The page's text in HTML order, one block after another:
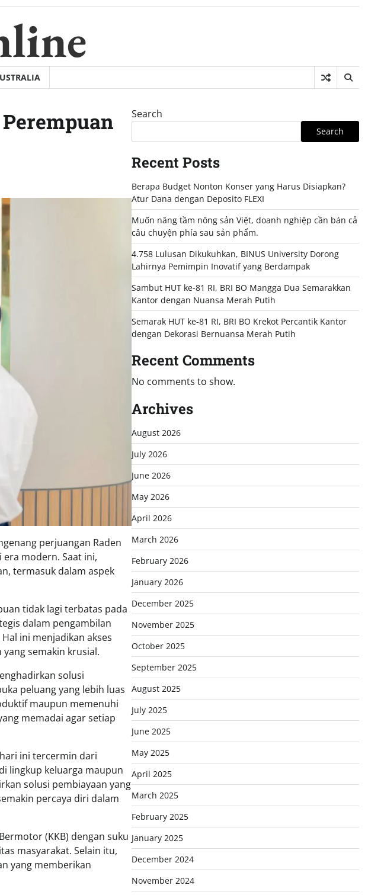
perjuangan Raden
modern. Saat ini,
termasuk dalam aspek
tidak lagi terbatas pada
dalam pengambilan
ini menjadikan akses
semakin krusial.
solusi
peluang yang lebih luas
maupun memenuhi
memadai agar setiap
ini tercermin dari
lingkup keluarga maupun
solusi pembiayaan yang
percaya diri dalam
(KKB) dengan suku
masyarakat. Selain itu,
yang memberikan
Search
Search
Recent Posts
Berapa Budget Nonton Konser yang Harus Disiapkan?
Atur Dana dengan Deposito FLEXI
Muốn nâng tầm nông sản Việt, doanh nghiệp cần bán cả
câu chuyện phía sau sản phẩm.
4.758 Lulusan Dikukuhkan, BINUS University Dorong
Lahirnya Pemimpin Inovatif yang Berdampak
Sambut HUT ke-81 RI, BRI BO Mangga Dua Semarakkan
Kantor dengan Nuansa Merah Putih
Semarak HUT ke-81 RI, BRI BO Krekot Percantik Kantor
dengan Dekorasi Bernuansa Merah Putih
Recent Comments
No comments to show.
Archives
August 2026
July 2026
June 2026
May 2026
April 2026
March 2026
February 2026
January 2026
December 2025
November 2025
October 2025
September 2025
August 2025
July 2025
June 2025
May 2025
April 2025
March 2025
February 2025
January 2025
December 2024
November 2024